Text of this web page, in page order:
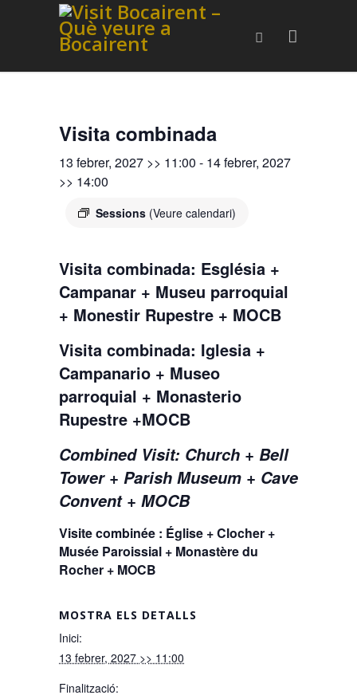
Visita combinada
13 febrer, 2027 >> 11:00 - 14 febrer, 2027
>> 14:00
Sessions (Veure calendari)
Visita combinada: Església +
Campanar + Museu parroquial
+ Monestir Rupestre + MOCB
Visita combinada: Iglesia +
Campanario + Museo
parroquial + Monasterio
Rupestre +MOCB
Combined Visit: Church + Bell
Tower + Parish Museum + Cave
Convent + MOCB
Visite combinée : Église + Clocher +
Musée Paroissial + Monastère du
Rocher + MOCB
MOSTRA ELS DETALLS
Inici:
13 febrer, 2027 >> 11:00
Finalització: